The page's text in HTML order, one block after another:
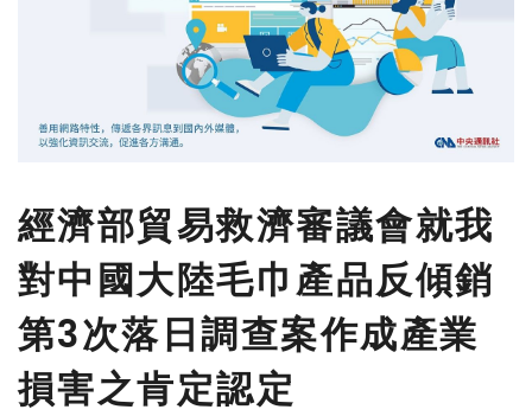
經濟部貿易救濟審議會就我
對中國大陸毛巾產品反傾銷
第3次落日調查案作成產業
損害之肯定認定